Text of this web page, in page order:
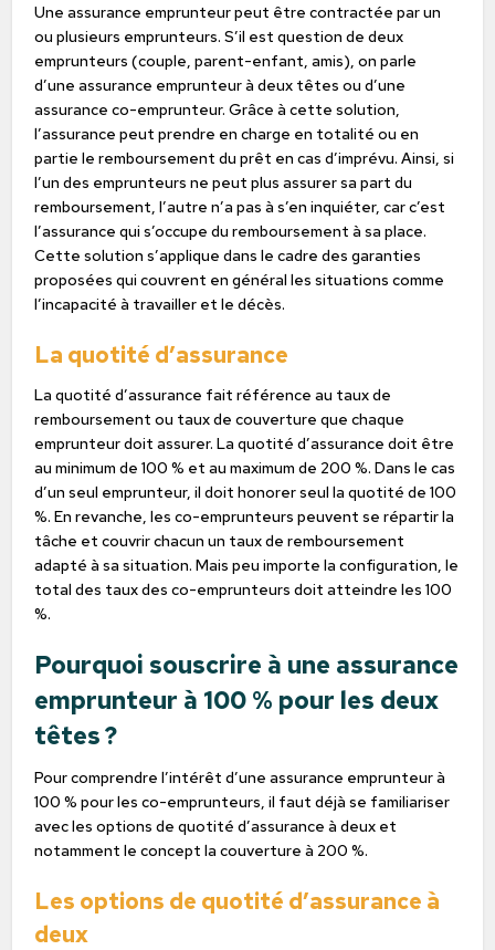
Une assurance emprunteur peut être contractée par un
ou plusieurs emprunteurs. S’il est question de deux
emprunteurs (couple, parent-enfant, amis), on parle
d’une assurance emprunteur à deux têtes ou d’une
assurance co-emprunteur. Grâce à cette solution,
l’assurance peut prendre en charge en totalité ou en
partie le remboursement du prêt en cas d’imprévu. Ainsi, si
l’un des emprunteurs ne peut plus assurer sa part du
remboursement, l’autre n’a pas à s’en inquiéter, car c’est
l’assurance qui s’occupe du remboursement à sa place.
Cette solution s’applique dans le cadre des garanties
proposées qui couvrent en général les situations comme
l’incapacité à travailler et le décès.
La quotité d’assurance
La quotité d’assurance fait référence au taux de
remboursement ou taux de couverture que chaque
emprunteur doit assurer. La quotité d’assurance doit être
au minimum de 100 % et au maximum de 200 %. Dans le cas
d’un seul emprunteur, il doit honorer seul la quotité de 100
%. En revanche, les co-emprunteurs peuvent se répartir la
tâche et couvrir chacun un taux de remboursement
adapté à sa situation. Mais peu importe la configuration, le
total des taux des co-emprunteurs doit atteindre les 100
%.
Pourquoi souscrire à une assurance
emprunteur à 100 % pour les deux
têtes ?
Pour comprendre l’intérêt d’une assurance emprunteur à
100 % pour les co-emprunteurs, il faut déjà se familiariser
avec les options de quotité d’assurance à deux et
notamment le concept la couverture à 200 %.
Les options de quotité d’assurance à
deux